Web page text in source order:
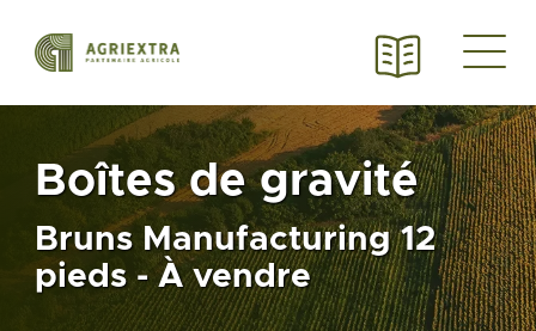
Boîtes de gravité
Bruns Manufacturing 12
pieds - À vendre